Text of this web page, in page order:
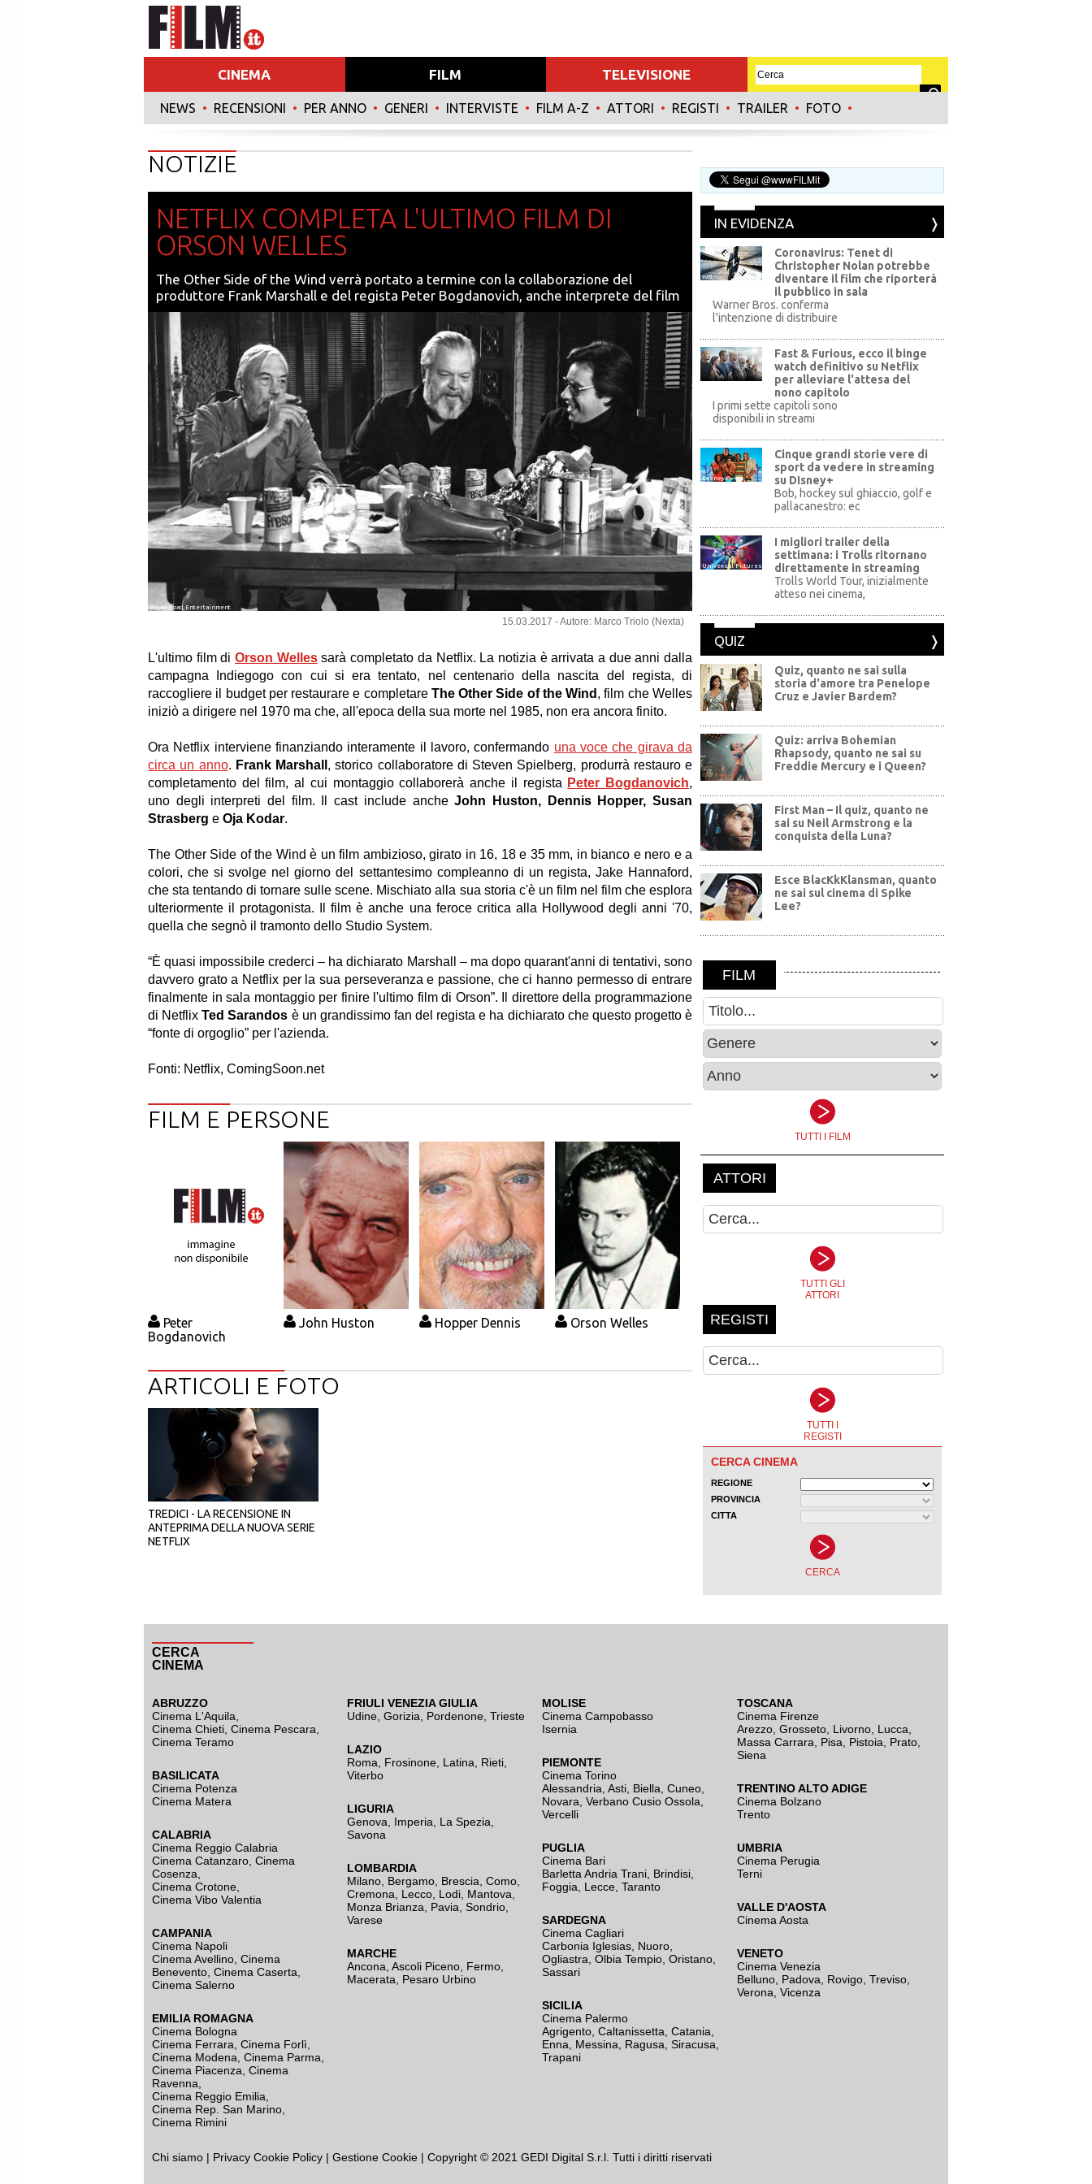
CINEMA FILM TELEVISIONE
NEWS • RECENSIONI • PER ANNO • GENERI • INTERVISTE • FILM A-Z • ATTORI • REGISTI • TRAILER • FOTO •
NOTIZIE
NETFLIX COMPLETA L'ULTIMO FILM DI
ORSON WELLES
The Other Side of the Wind verrà portato a termine con la collaborazione del
produttore Frank Marshall e del regista Peter Bogdanovich, anche interprete del film
Royal Road Entertainment
15.03.2017 - Autore: Marco Triolo (Nexta)
L'ultimo film diOrson Wellessarà completato da Netflix. La notizia è arrivata a due anni dalla
campagna Indiegogo con cui si era tentato, nel centenario della nascita del regista, di
raccogliere il budget per restaurare e completare The Other Side of the Wind , film che Welles
iniziò a dirigere nel 1970 ma che, all'epoca della sua morte nel 1985, non era ancora finito.
Ora Netflix interviene finanziando interamente il lavoro, confermando una voce che girava da
circa un anno. Frank Marshall , storico collaboratore di Steven Spielberg, produrrà restauro e
completamento del film, al cui montaggio collaborerà anche il regista Peter Bogdanovich,
uno degli interpreti del film. Il cast include ancheJohn Huston, Dennis Hopper, Susan
Strasberg e Oja Kodar.
The Other Side of the Wind è un film ambizioso, girato in 16, 18 e 35 mm, in bianco e nero e a
colori, che si svolge nel giorno del settantesimo compleanno di un regista, Jake Hannaford,
che sta tentando di tornare sulle scene. Mischiato alla sua storia c'è un film nel film che esplora
ulteriormente il protagonista. Il film è anche una feroce critica alla Hollywood degli anni '70,
quella che segnò il tramonto dello Studio System.
“È quasi impossibile crederci – ha dichiarato Marshall – ma dopo quarant'anni di tentativi, sono
davvero grato a Netflix per la sua perseveranza e passione, che ci hanno permesso di entrare
finalmente in sala montaggio per finire l'ultimo film di Orson”. Il direttore della programmazione
di NetflixTed Sarandos è un grandissimo fan del regista e ha dichiarato che questo progetto è
“fonte di orgoglio” per l'azienda.
Fonti: Netflix, ComingSoon.net
FILM E PERSONE
Peter
Bogdanovich
John Huston Hopper Dennis Orson Welles
ARTICOLI E FOTO
TREDICI - LA RECENSIONE IN
ANTEPRIMA DELLA NUOVA SERIE
NETFLIX
IN EVIDENZA
WB
Coronavirus: Tenet di
Christopher Nolan potrebbe
diventare il film che riporterà
il pubblico in sala
Warner Bros. conferma
l'intenzione di distribuire
Fast & Furious, ecco il binge
watch definitivo su Netflix
per alleviare l'attesa del
nono capitolo
I primi sette capitoli sono
disponibili in streami
Disney+
Cinque grandi storie vere di
sport da vedere in streaming
su DIsney+
Bob, hockey sul ghiaccio, golf e
pallacanestro: ec
Universal Pictures
I migliori trailer della
settimana: i Trolls ritornano
direttamente in streaming
Trolls World Tour, inizialmente
atteso nei cinema,
QUIZ
Quiz, quanto ne sai sulla
storia d'amore tra Penelope
Cruz e Javier Bardem?
Quiz: arriva Bohemian
Rhapsody, quanto ne sai su
Freddie Mercury e i Queen?
First Man – Il quiz, quanto ne
sai su Neil Armstrong e la
conquista della Luna?
Esce BlacKkKlansman, quanto
ne sai sul cinema di Spike
Lee?
CERCA
CINEMA
ABRUZZO
Cinema L'Aquila
Cinema Chieti, Cinema Pescara,
Cinema Teramo
BASILICATA
Cinema Potenza
Cinema Matera
CALABRIA
Cinema Reggio Calabria
Cinema Catanzaro Cinema
Cosenza
Cinema Crotone
Cinema Vibo Valentia
CAMPANIA
Cinema Napoli
Cinema Avellino Cinema
Benevento Cinema Caserta
Cinema Salerno
EMILIA ROMAGNA
Cinema Bologna
Cinema Ferrara Cinema Forlì
Cinema Modena Cinema Parma
Cinema Piacenza Cinema
Ravenna
Cinema Reggio Emilia
Cinema Rep. San Marino
Cinema Rimini
FRIULI VENEZIA GIULIA
Udine Gorizia Pordenone Trieste
LAZIO
Roma
Frosinone Latina Rieti
Viterbo
LIGURIA
Genova
Imperia La Spezia
Savona
LOMBARDIA
Milano Bergamo Brescia, Como
Cremona
Lecco Lodi Mantova
Monza Brianza
Pavia Sondrio
Varese
MARCHE
Ancona Ascoli Piceno Fermo
Macerata
Pesaro Urbino
MOLISE
Cinema Campobasso
Isernia
PIEMONTE
Cinema Torino
Alessandria Asti Biella Cuneo
Novara Verbano Cusio Ossola
Vercelli
PUGLIA
Cinema Bari
Barletta Andria Trani Brindisi
Foggia
Lecce Taranto
SARDEGNA
Cinema Cagliari
Carbonia Iglesias Nuoro
Ogliastra Olbia Tempio Oristano
Sassari
SICILIA
Cinema Palermo
Agrigento Caltanissetta Catania
Enna
Messina Ragusa Siracusa
Trapani
TOSCANA
Cinema Firenze
Arezzo Grosseto Livorno Lucca
Massa Carrara
Pisa Pistoia Prato
Siena
TRENTINO ALTO ADIGE
Cinema Bolzano
Trento
UMBRIA
Cinema Perugia
Terni
VALLE D'AOSTA
Cinema Aosta
VENETO
Cinema Venezia
Belluno Padova Rovigo Treviso
Verona Vicenza
Chi siamo | Privacy Cookie Policy | Gestione Cookie | Copyright © 2021 GEDI Digital S.r.l. Tutti i diritti riservati